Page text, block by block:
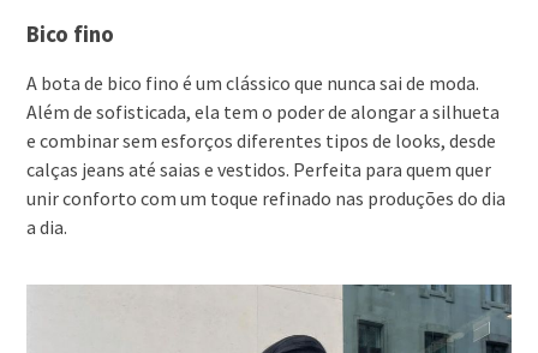
Bico fino
A bota de bico fino é um clássico que nunca sai de moda.
Além de sofisticada, ela tem o poder de alongar a silhueta
e combinar sem esforços diferentes tipos de looks, desde
calças jeans até saias e vestidos. Perfeita para quem quer
unir conforto com um toque refinado nas produções do dia
a dia.